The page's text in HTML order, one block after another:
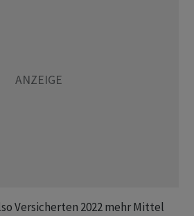
Versicherten 2022 mehr Mittel